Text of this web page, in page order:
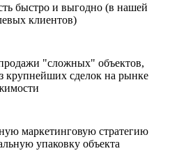
быстро и выгодно (в нашей
клиентов)
"сложных" объектов,
крупнейших сделок на рынке
маркетинговую стратегию
упаковку объекта